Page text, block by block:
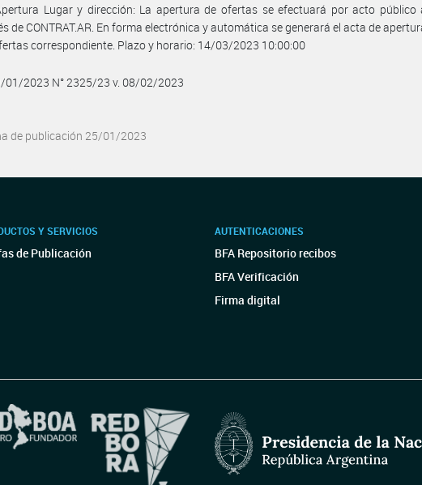
Lugar y dirección: La apertura de ofertas se efectuará por acto público
de CONTRAT.AR. En forma electrónica y automática se generará el acta de
correspondiente. Plazo y horario: 14/03/2023 10:00:00
01/2023 N° 2325/23 v. 08/02/2023
de publicación 25/01/2023
Y SERVICIOS
de Publicación
AUTENTICACIONES
BFA Repositorio recibos
BFA Verificación
Firma digital